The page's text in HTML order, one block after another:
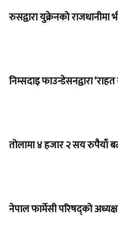
रुसद्वारा युक्रेनको
निम्सदाइ फाउन्डेसनद्वारा
तोलामा ४ हजार २ सय रुपैयाँ
नेपाल फार्मेसी परिषद्को